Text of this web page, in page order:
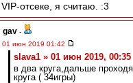
VIP-отсеке, я считаю. :3
gav -
01 июн 2019 01:42
slava1 » 01 июн 2019, 00:35
в два круга,дальше
круга ( 34игры)